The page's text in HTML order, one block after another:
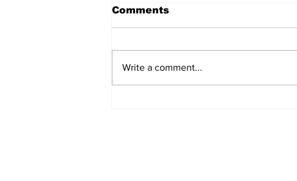
Comments
Write a comment...